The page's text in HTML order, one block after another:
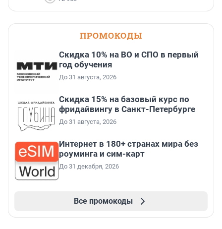
ПРОМОКОДЫ
Скидка 10% на ВО и СПО в первый
год обучения
До 31 августа, 2026
Скидка 15% на базовый курс по
фридайвингу в Санкт-Петербурге
До 31 августа, 2026
Интернет в 180+ странах мира без
роуминга и сим-карт
До 31 декабря, 2026
Все промокоды